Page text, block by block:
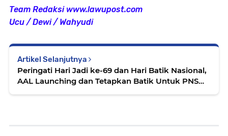
Team Redaksi www.lawupost.com
Ucu / Dewi / Wahyudi
Artikel Selanjutnya
Peringati Hari Jadi ke-69 dan Hari Batik Nasional,
AAL Launching dan Tetapkan Batik Untuk PNS